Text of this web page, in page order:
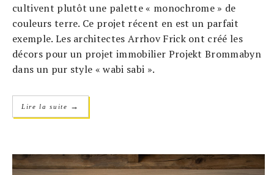
cultivent plutôt une palette « monochrome » de
couleurs terre. Ce projet récent en est un parfait
exemple. Les architectes Arrhov Frick ont créé les
décors pour un projet immobilier Projekt Brommabyn
dans un pur style « wabi sabi ».
Lire la suite →